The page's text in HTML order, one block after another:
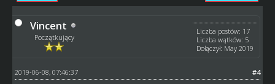
Vincent
Początkujący
Liczba postów: 17
Liczba wątków: 5
Dołączył: May 2019
#4
2019-06-08, 07:46:37